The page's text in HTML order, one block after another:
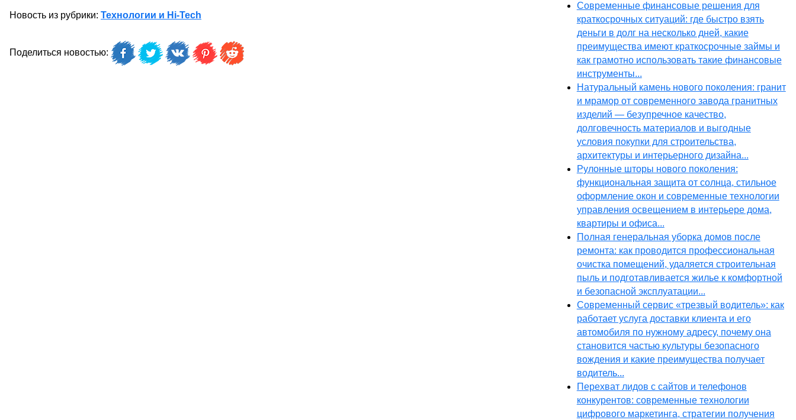
Новость из рубрики: Технологии и Hi-Tech
Поделиться новостью:
Современные финансовые решения для
краткосрочных ситуаций: где быстро взять
деньги в долг на несколько дней, какие
преимущества имеют краткосрочные займы и
как грамотно использовать такие финансовые
инструменты...
Натуральный камень нового поколения: гранит
и мрамор от современного завода гранитных
изделий — безупречное качество,
долговечность материалов и выгодные
условия покупки для строительства,
архитектуры и интерьерного дизайна...
Рулонные шторы нового поколения:
функциональная защита от солнца, стильное
оформление окон и современные технологии
управления освещением в интерьере дома,
квартиры и офиса...
Полная генеральная уборка домов после
ремонта: как проводится профессиональная
очистка помещений, удаляется строительная
пыль и подготавливается жилье к комфортной
и безопасной эксплуатации...
Современный сервис «трезвый водитель»: как
работает услуга доставки клиента и его
автомобиля по нужному адресу, почему она
становится частью культуры безопасного
вождения и какие преимущества получает
водитель...
Перехват лидов с сайтов и телефонов
конкурентов: современные технологии
цифрового маркетинга, стратегии получения